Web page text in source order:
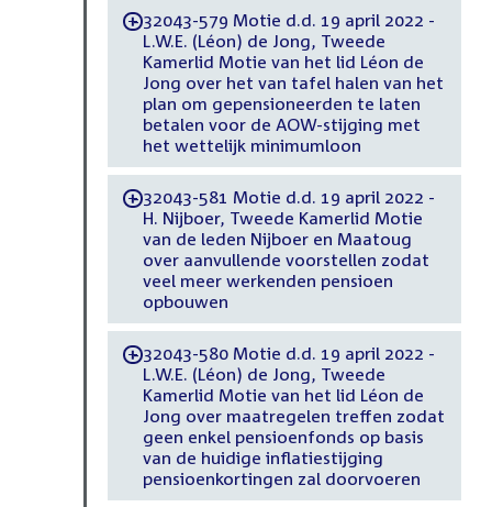
-32043-579 Motie d.d. 19 april 2022 -
L.W.E. (Léon) de Jong, Tweede
Kamerlid Motie van het lid Léon de
Jong over het van tafel halen van het
plan om gepensioneerden te laten
betalen voor de AOW-stijging met
het wettelijk minimumloon
-32043-581 Motie d.d. 19 april 2022 -
H. Nijboer, Tweede Kamerlid Motie
van de leden Nijboer en Maatoug
over aanvullende voorstellen zodat
veel meer werkenden pensioen
opbouwen
-32043-580 Motie d.d. 19 april 2022 -
L.W.E. (Léon) de Jong, Tweede
Kamerlid Motie van het lid Léon de
Jong over maatregelen treffen zodat
geen enkel pensioenfonds op basis
van de huidige inflatiestijging
pensioenkortingen zal doorvoeren